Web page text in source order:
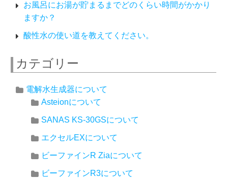
お風呂にお湯が貯まるまでどのくらい時間がかかり
ますか？
酸性水の使い道を教えてください。
カテゴリー
電解水生成器について
Asteionについて
SANAS KS-30GSについて
エクセルEXについて
ビーファインR Ziaについて
ビーファインR3について